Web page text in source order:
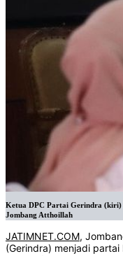
Ketua DPC Partai Gerindra (kiri)
Jombang Atthoillah
JATIMNET.COM,
(Gerindra) menjadi